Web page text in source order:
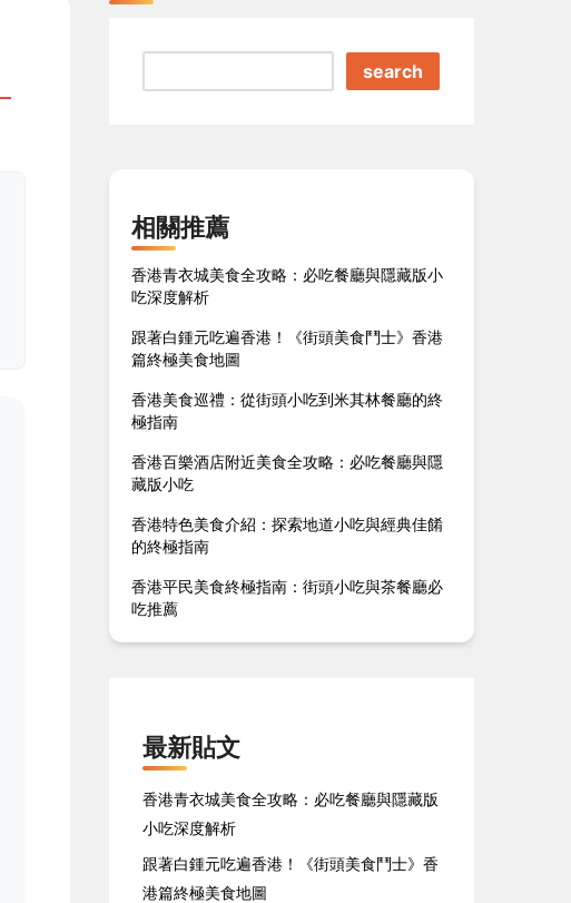
search
相關推薦
香港青衣城美食全攻略：必吃餐廳與隱藏版小
吃深度解析
跟著白鍾元吃遍香港！《街頭美食鬥士》香港
篇終極美食地圖
香港美食巡禮：從街頭小吃到米其林餐廳的終
極指南
香港百樂酒店附近美食全攻略：必吃餐廳與隱
藏版小吃
香港特色美食介紹：探索地道小吃與經典佳餚
的終極指南
香港平民美食終極指南：街頭小吃與茶餐廳必
吃推薦
最新貼文
香港青衣城美食全攻略：必吃餐廳與隱藏版
小吃深度解析
跟著白鍾元吃遍香港！《街頭美食鬥士》香
港篇終極美食地圖